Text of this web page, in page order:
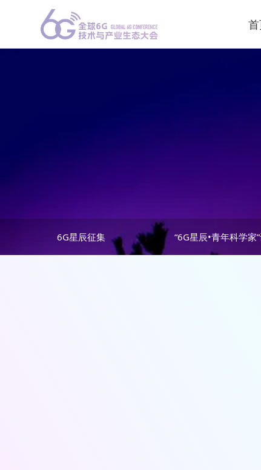
6G星辰征集 “6G星辰•青年科学家